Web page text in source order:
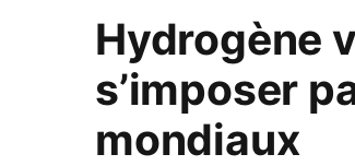
Hydrogène
s’imposer
mondiaux